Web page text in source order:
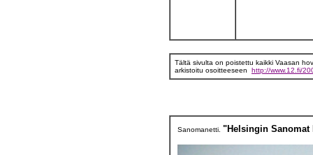
Tältä sivulta on poistettu kaikki Vaasan
arkistoitu osoitteeseen http://www.12.fi/
Sanomanetti. "Helsingin Sanomat